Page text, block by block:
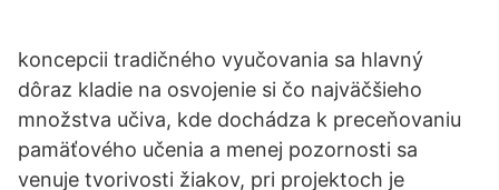
koncepcii tradičného vyučovania sa hlavný
dôraz kladie na osvojenie si čo najväčšieho
množstva učiva, kde dochádza k preceňovaniu
pamäťového učenia a menej pozornosti sa
venuje tvorivosti žiakov, pri projektoch je